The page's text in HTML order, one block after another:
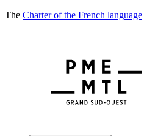
The Charter of the French language